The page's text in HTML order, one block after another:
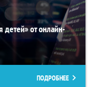
детей» от онлайн-
ПОДРОБНЕЕ